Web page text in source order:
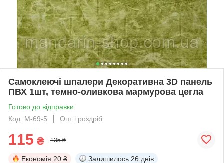
Самоклеючі шпалери Декоративна 3D панель
ПВХ 1шт, темно-оливкова мармурова цегла
Готово до відправки
Код: M-69-5
Опт і роздріб
115 ₴ 135 ₴
Економія 20 ₴ Залишилось 26 днів